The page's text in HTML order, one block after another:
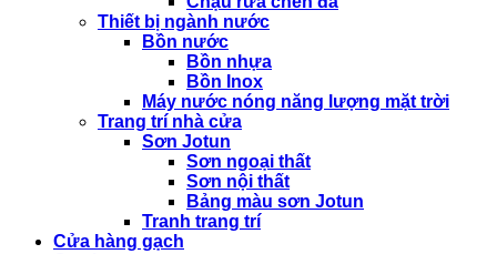
Thiết bị ngành nước
Bồn nước
Bồn nhựa
Bồn Inox
Máy nước nóng năng lượng mặt trời
Trang trí nhà cửa
Sơn Jotun
Sơn ngoại thất
Sơn nội thất
Bảng màu sơn Jotun
Tranh trang trí
Cửa hàng gạch